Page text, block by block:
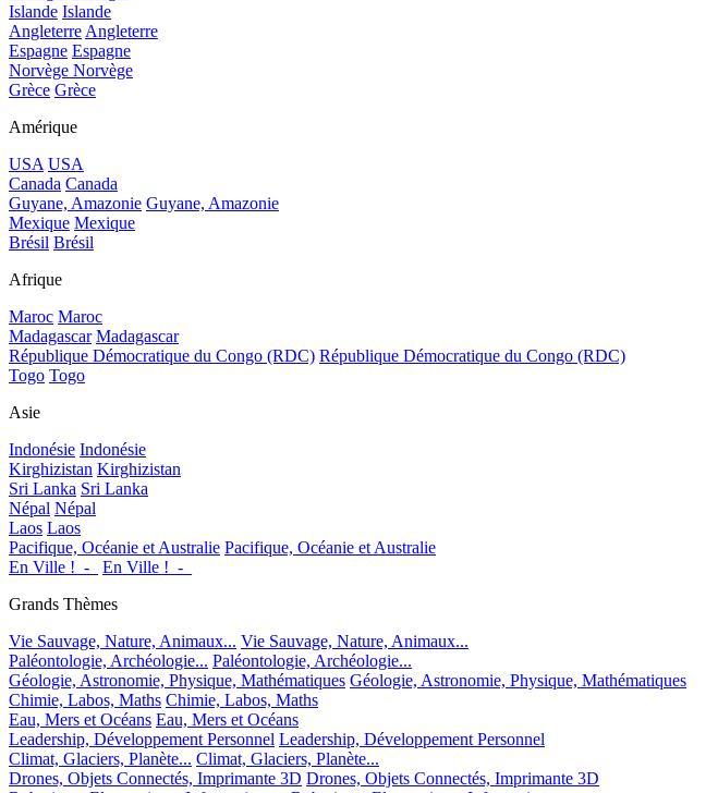
Islande Islande
Angleterre Angleterre
Espagne Espagne
Norvège Norvège
Grèce Grèce
Amérique
USA USA
Canada Canada
Guyane, Amazonie Guyane, Amazonie
Mexique Mexique
Brésil Brésil
Afrique
Maroc Maroc
Madagascar Madagascar
République Démocratique du Congo (RDC) République Démocratique du Congo (RDC)
Togo Togo
Asie
Indonésie Indonésie
Kirghizistan Kirghizistan
Sri Lanka Sri Lanka
Népal Népal
Laos Laos
Pacifique, Océanie et Australie Pacifique, Océanie et Australie
En Ville !_-_
En Ville !_-_
Grands Thèmes
Vie Sauvage, Nature, Animaux... Vie Sauvage, Nature, Animaux...
Paléontologie, Archéologie... Paléontologie, Archéologie...
Géologie, Astronomie, Physique, Mathématiques Géologie, Astronomie, Physique, Mathématiques
Chimie, Labos, Maths Chimie, Labos, Maths
Eau, Mers et Océans Eau, Mers et Océans
Leadership, Développement Personnel Leadership, Développement Personnel
Climat, Glaciers, Planète... Climat, Glaciers, Planète...
Drones, Objets Connectés, Imprimante 3D Drones, Objets Connectés, Imprimante 3D